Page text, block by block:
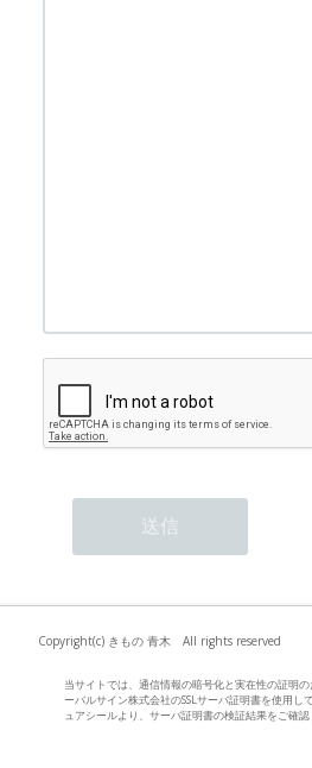
Copyright(c) きもの 青木 All rights reserved
当サイトでは、通信情報の暗号化と実在性の証明
ーバルサイン株式会社のSSLサーバ証明書を使用し
ュアシールより、サーバ証明書の検証結果をご確認